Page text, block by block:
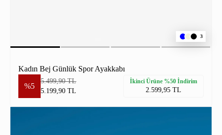
3
Kadın Bej Günlük Spor Ayakkabı
%5
5.499,90 TL
5.199,90 TL
İkinci Ürüne %50 İndirim
2.599,95 TL